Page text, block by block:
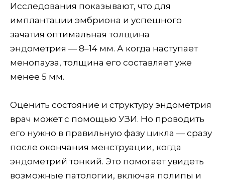
Исследования показывают, что для
имплантации эмбриона и успешного
зачатия оптимальная толщина
эндометрия — 8–14 мм. А когда наступает
менопауза, толщина его составляет уже
менее 5 мм.
Оценить состояние и структуру эндометрия
врач может с помощью УЗИ. Но проводить
его нужно в правильную фазу цикла — сразу
после окончания менструации, когда
эндометрий тонкий. Это помогает увидеть
возможные патологии, включая полипы и